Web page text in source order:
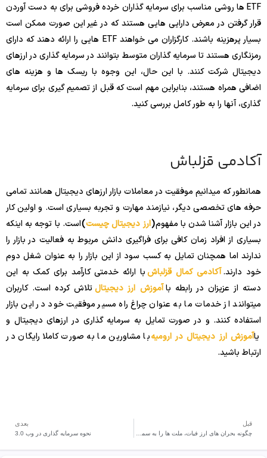
ETF ها روشی مناسب برای سرمایه گذاران خرده فروشی برای به دست آوردن
قرار گرفتن در معرض دارایی هایی هستند که در غیر این صورت ممکن است
بسیار پرهزینه باشند. کارگزاران می خواهند ETF هایی را ارائه دهند که دارای
رمزنگاری هستند تا سرمایه گذاران متوسط ​​بتوانند در سرمایه گذاری در ارزهای
دیجیتال شرکت کنند. با این حال، این وجوه با ریسک ها و هزینه های
اضافی همراه هستند، بنابراین مهم است که قبل از تصمیم گیری برای سرمایه
گذاری، آنها را به طور کامل بررسی کنید.
آکادمی قزلباش
همانطور که میدانیم موفقیت در معاملات بازار ارزهای دیجیتال همانند تمامی
حرفه های تخصصی دیگر، نیازمند مهارت و تجربه بسیاری است. و اولین کار
در این بازار آشنا شدن با مفهوم(ارز دیجیتال چیست)است. با توجه به اینکه
بسیاری از افراد زمان کافی برای فراگیری دانش مربوط به فعالیت در بازار را
ندارند اما همچنان تمایل به کسب سود از این بازار را به عنوان شغل دوم
خود دارند.آکادمی کمال قزلباشبا ارائه خدمتی کارآمد برای کمک به این
دسته از عزیزان در رابطه باآموزش ارز دیجیتالتلاش کرده است. کاربران
میتوانند از خدمات ما به عنوان چراغ راه مسیر موفقیت خود در این بازار
استفاده کنند. و در صورت تمایل به سرمایه گذاری در ارزهای دیجیتال و
یاآموزش ارز دیجیتال در ارومیهبا مشاورین ما به صورت کاملا رایگان در
ارتباط باشید.
قبل بعدی
نحوه سرمایه گذاری در وب 3.0